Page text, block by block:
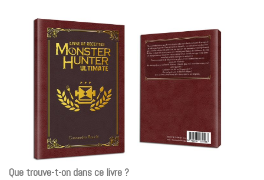
Que trouve-t-on dans ce livre ?